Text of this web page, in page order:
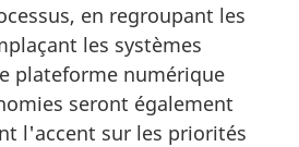
en regroupant les
les systèmes
plateforme numérique
seront également
l'accent sur les priorités